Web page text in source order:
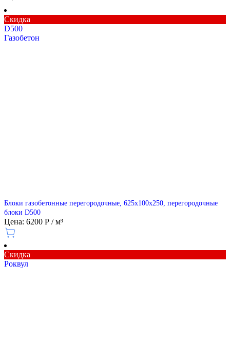
Скидка
D500
Газобетон
Блоки газобетонные перегородочные, 625х100х250, перегородочные
блоки D500
Цена: 6200 Р / м³
Скидка
Роквул